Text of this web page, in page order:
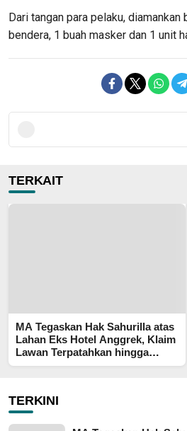
Dari tangan para pelaku, diamankan
bendera, 1 buah masker dan 1 unit
TERKAIT
MA Tegaskan Hak Sahurilla atas
Lahan Eks Hotel Anggrek, Klaim
Lawan Terpatahkan hingga
Kasasi
TERKINI